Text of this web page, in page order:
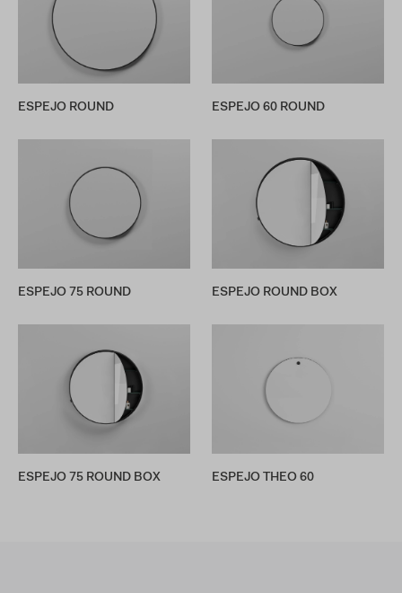
ESPEJO ROUND ESPEJO 60 ROUND
ESPEJO 75 ROUND ESPEJO ROUND BOX
ESPEJO 75 ROUND BOX ESPEJO THEO 60